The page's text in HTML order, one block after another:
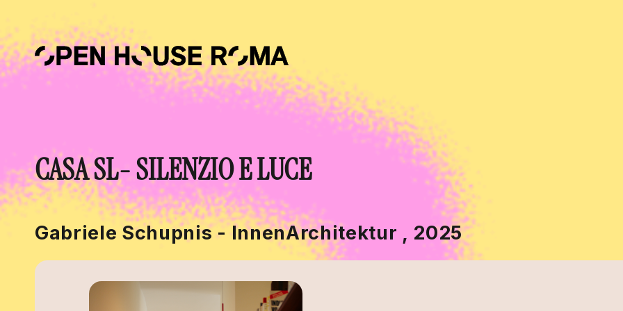
CASA SL- SILENZIO E LUCE
Gabriele Schupnis - InnenArchitektur , 2025